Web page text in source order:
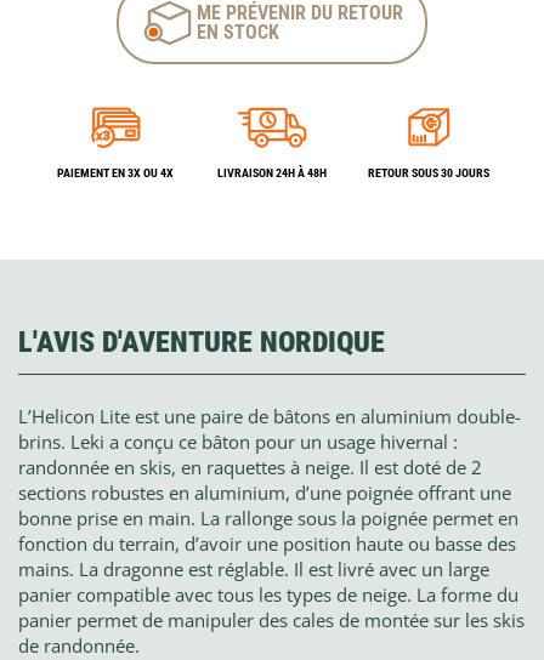
ME PRÉVENIR DU RETOUR
EN STOCK
PAIEMENT EN 3X OU 4X LIVRAISON 24H À 48H RETOUR SOUS 30 JOURS
L'AVIS D'AVENTURE NORDIQUE
L’Helicon Lite est une paire de bâtons en aluminium double-
brins. Leki a conçu ce bâton pour un usage hivernal :
randonnée en skis, en raquettes à neige. Il est doté de 2
sections robustes en aluminium, d’une poignée offrant une
bonne prise en main. La rallonge sous la poignée permet en
fonction du terrain, d’avoir une position haute ou basse des
mains. La dragonne est réglable. Il est livré avec un large
panier compatible avec tous les types de neige. La forme du
panier permet de manipuler des cales de montée sur les skis
de randonnée.